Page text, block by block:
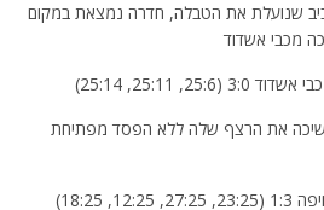
שנועלת את הטבלה, חדרה נמצאת במקום
מכבי אשדוד
25:11, 25:14)
את הרצף שלה ללא הפסד מפתיחת